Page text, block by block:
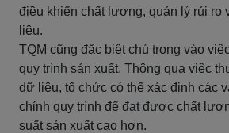
điều khiển chất lượng, quản lý rủi ro
liệu.
TQM cũng đặc biệt chú trọng vào
quy trình sản xuất. Thông qua việc
dữ liệu, tổ chức có thể xác định các
chỉnh quy trình để đạt được chất
suất sản xuất cao hơn.